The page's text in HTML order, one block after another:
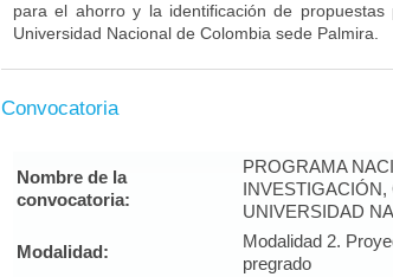
para el ahorro y la identificación de
Universidad Nacional de Colombia sede Palmira.
Convocatoria
Nombre de la
convocatoria:
PROGRAMA
UNIVERSIDAD
Modalidad:
Modalidad 2.
pregrado